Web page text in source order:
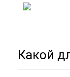
Какой